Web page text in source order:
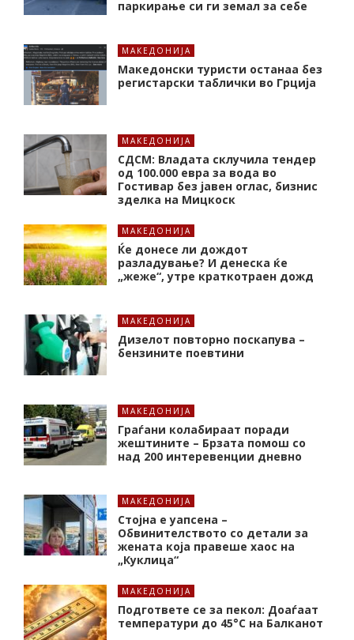
паркирање си ги земал за себе
МАКЕДОНИЈА
Македонски туристи останаа без
регистарски таблички во Грција
МАКЕДОНИЈА
СДСМ: Владата склучила тендер
од 100.000 евра за вода во
Гостивар без јавен оглас, бизнис
зделка на Мицкоск
МАКЕДОНИЈА
Ќе донесе ли дождот
разладување? И денеска ќе
„жеже“, утре краткотраен дожд
МАКЕДОНИЈА
Дизелот повторно поскапува –
бензините поевтини
МАКЕДОНИЈА
Граѓани колабираат поради
жештините – Брзата помош со
над 200 интеревенции дневно
МАКЕДОНИЈА
Стојна е уапсена –
Обвинителството со детали за
жената која правеше хаос на
„Куклица“
МАКЕДОНИЈА
Подгответе се за пекол: Доаѓаат
температури до 45°C на Балканот